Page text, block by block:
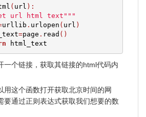
( url ):
url html text"""
urllib . urlopen ( url )
=page . read ()
html_text
一个链接，获取其链接的html代码内
用这个函数打开获取北京时间的网
要通过正则表达式获取我们想要的数